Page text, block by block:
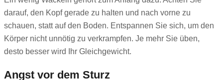
darauf, den Kopf gerade zu halten und nach vorne zu
schauen, statt auf den Boden. Entspannen Sie sich, um den
Körper nicht unnötig zu verkrampfen. Je mehr Sie üben,
desto besser wird Ihr Gleichgewicht.
Angst vor dem Sturz